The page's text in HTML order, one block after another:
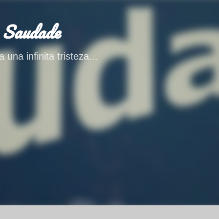
Ir al contenido principal
una infinita tristeza...